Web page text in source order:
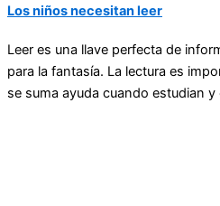
Los niños necesitan leer
Leer es una llave perfecta de
para la fantasía. La lectura es
se suma ayuda cuando estudian